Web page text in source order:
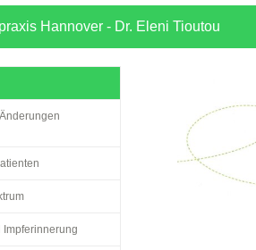
Jugendliche
Teenager: J1 bis J2
Impfreaktionen
Sofortmaßnahmen
Link-Tipps
Wachstum-Rechner
Hannover - Dr. Eleni Tioutou
Impferinnerung